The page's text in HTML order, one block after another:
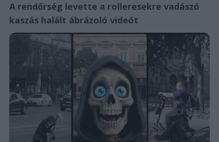
A rendőrség levette a rolleresekre vadászó
kaszás halált ábrázoló videót